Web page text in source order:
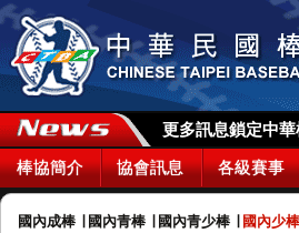
更多訊息鎖定中
棒協簡介 協會訊息 各級賽事
國內成棒 國內青棒 國內青少棒 國內少棒